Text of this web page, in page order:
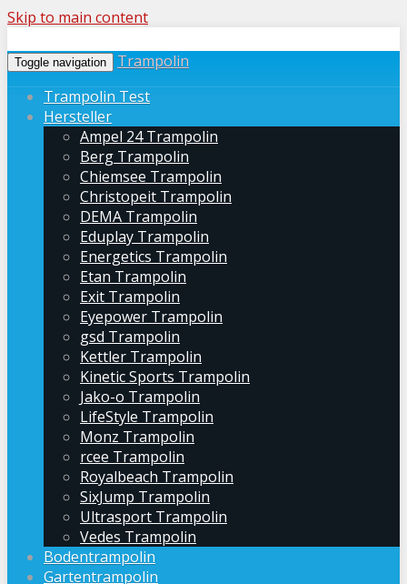
Skip to main content
Toggle navigation
Trampolin
Trampolin Test
Hersteller
Ampel 24 Trampolin
Berg Trampolin
Chiemsee Trampolin
Christopeit Trampolin
DEMA Trampolin
Eduplay Trampolin
Energetics Trampolin
Etan Trampolin
Exit Trampolin
Eyepower Trampolin
gsd Trampolin
Kettler Trampolin
Kinetic Sports Trampolin
Jako-o Trampolin
LifeStyle Trampolin
Monz Trampolin
rcee Trampolin
Royalbeach Trampolin
SixJump Trampolin
Ultrasport Trampolin
Vedes Trampolin
Bodentrampolin
Gartentrampolin